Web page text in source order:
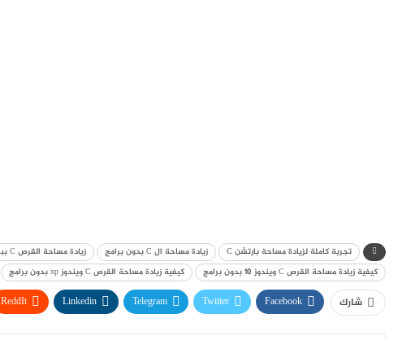
تجربة كاملة لزيادة مساحة بارتشن C زيادة مساحة ال C بدون برامج زيادة مساحة القرص C ببرنامج MiniTool Partition Wizard
كيفية زيادة مساحة القرص C ويندوز 10 بدون برامج
كيفية زيادة مساحة القرص C ويندوز xp بدون برامج
شارك Facebook
Twitter
Telegram
Linkedin
ReddIt